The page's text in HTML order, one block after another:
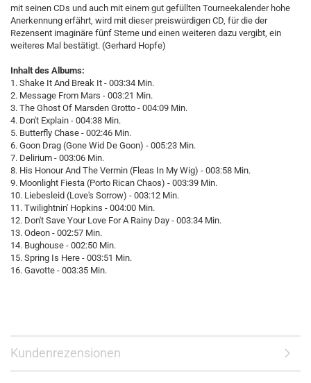
mit seinen CDs und auch mit einem gut gefüllten Tourneekalender hohe
Anerkennung erfährt, wird mit dieser preiswürdigen CD, für die der
Rezensent imaginäre fünf Sterne und einen weiteren dazu vergibt, ein
weiteres Mal bestätigt. (Gerhard Hopfe)
Inhalt des Albums:
1. Shake It And Break It - 003:34 Min.
2. Message From Mars - 003:21 Min.
3. The Ghost Of Marsden Grotto - 004:09 Min.
4. Don't Explain - 004:38 Min.
5. Butterfly Chase - 002:46 Min.
6. Goon Drag (Gone Wid De Goon) - 005:23 Min.
7. Delirium - 003:06 Min.
8. His Honour And The Vermin (Fleas In My Wig) - 003:58 Min.
9. Moonlight Fiesta (Porto Rican Chaos) - 003:39 Min.
10. Liebesleid (Love's Sorrow) - 003:12 Min.
11. Twilightnin' Hopkins - 004:00 Min.
12. Don't Save Your Love For A Rainy Day - 003:34 Min.
13. Odeon - 002:57 Min.
14. Bughouse - 002:50 Min.
15. Spring Is Here - 003:51 Min.
16. Gavotte - 003:35 Min.
Kundenrezensionen